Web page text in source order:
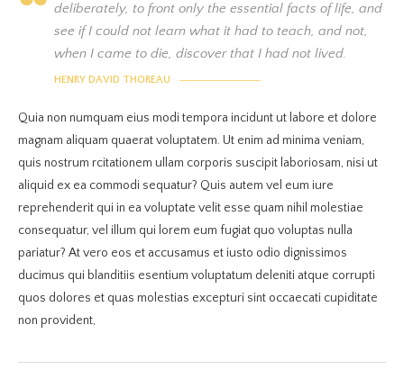
deliberately, to front only the essential facts of life, and
see if I could not learn what it had to teach, and not,
when I came to die, discover that I had not lived.
HENRY DAVID THOREAU
Quia non numquam eius modi tempora incidunt ut labore et dolore
magnam aliquam quaerat voluptatem. Ut enim ad minima veniam,
quis nostrum rcitationem ullam corporis suscipit laboriosam, nisi ut
aliquid ex ea commodi sequatur? Quis autem vel eum iure
reprehenderit qui in ea voluptate velit esse quam nihil molestiae
consequatur, vel illum qui lorem eum fugiat quo voluptas nulla
pariatur? At vero eos et accusamus et iusto odio dignissimos
ducimus qui blanditiis esentium voluptatum deleniti atque corrupti
quos dolores et quas molestias excepturi sint occaecati cupiditate
non provident,